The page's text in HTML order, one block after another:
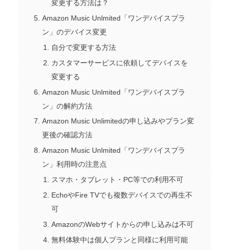
変更する方法は？
Amazon Music Unlmited「ワンデバイスプラ
ン」のデバイス変更
自分で変更する方法
カスタマーサービスに依頼してデバイスを
変更する
Amazon Music Unlmited「ワンデバイスプラ
ン」の解約方法
Amazon Music Unlimitedの申し込みやプラン変
更後の確認方法
Amazon Music Unlmited「ワンデバイスプラ
ン」利用時の注意点
スマホ・タブレット・PC等での利用不可
EchoやFire TVでも複数デバイスでの再生不
可
AmazonのWebサイトからの申し込みは不可
無料体験中は個人プランと同様に利用可能